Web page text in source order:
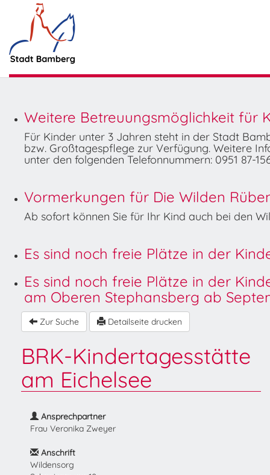
Weitere Betreuungsmöglichkeit für
Für Kinder unter 3 Jahren steht in der Stadt
bzw. Großtagespflege zur Verfügung. Weitere
unter den folgenden Telefonnummern: 0951 87-
Vormerkungen für Die Wilden
Ab sofort können Sie für Ihr Kind auch bei den
Es sind noch freie Plätze in der
Es sind noch freie Plätze in der
am Oberen Stephansberg ab
Zur Suche Detailseite drucken
BRK-Kindertagesstätte
am Eichelsee
Ansprechpartner
Frau Veronika Zweyer
Anschrift
Wildensorg